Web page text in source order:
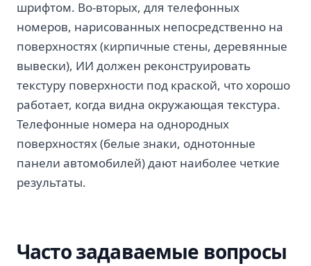
шрифтом. Во-вторых, для телефонных
номеров, нарисованных непосредственно на
поверхностях (кирпичные стены, деревянные
вывески), ИИ должен реконструировать
текстуру поверхности под краской, что хорошо
работает, когда видна окружающая текстура.
Телефонные номера на однородных
поверхностях (белые знаки, однотонные
панели автомобилей) дают наиболее четкие
результаты.
Часто задаваемые вопросы